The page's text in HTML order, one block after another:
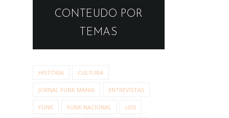
CONTEUDO POR
TEMAS
HISTÓRIA CULTURA
JORNAL FUNK MANIA ENTREVISTAS
FUNK FUNK NACIONAL LEIS